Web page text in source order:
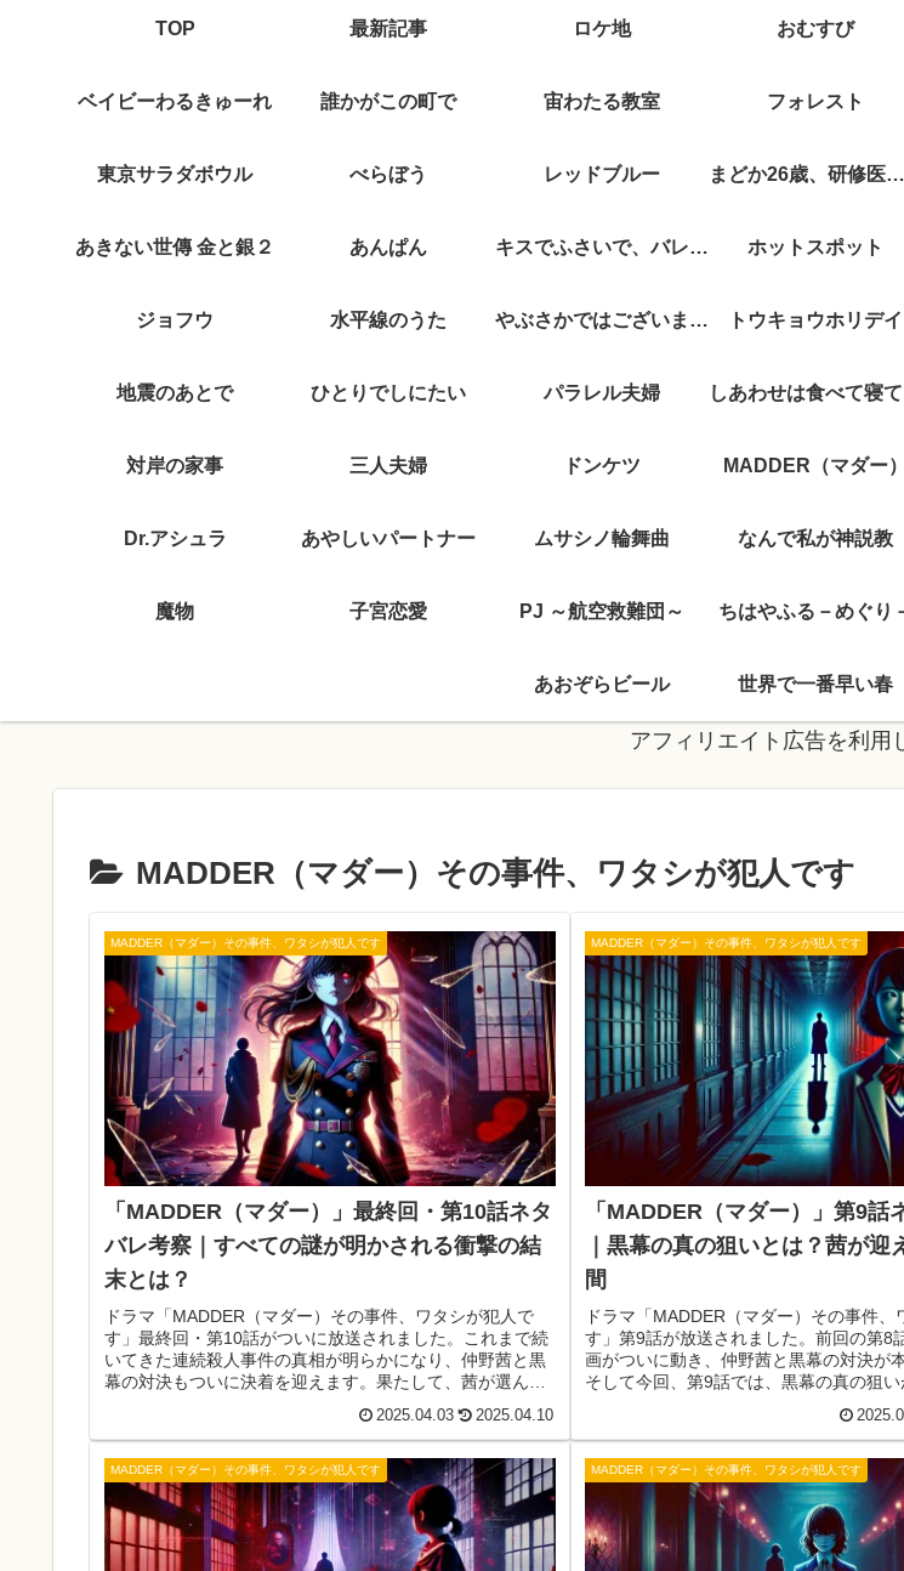
TOP 最新記事 ロケ地 おむすび
ベイビーわるきゅーれ 誰かがこの町で 宙わたる教室 フォレスト
東京サラダボウル べらぼう レッドブルー まどか26歳、研修医やってます！
あきない世傳 金と銀２ あんぱん キスでふさいで、バレないで。 ホットスポット
ジョフウ 水平線のうた やぶさかではございません トウキョウホリデイ
地震のあとで ひとりでしにたい パラレル夫婦
対岸の家事 三人夫婦 ドンケツ MADDER（マダー）
Dr.アシュラ あやしいパートナー ムサシノ輪舞曲 なんで私が神説教
魔物 子宮恋愛 PJ ～航空救難団～ ちはやふる－めぐり
あおぞらビール 世界で一番早い春
アフィリエイト広告を利用
MADDER（マダー）その事件、ワタシが犯人です
MADDER（マダー）その事件、ワタシが犯人です
「MADDER（マダー）」最終回・第10話ネタ
バレ考察｜すべての謎が明かされる衝撃の結
末とは？
ドラマ「MADDER（マダー）その事件、ワタシが犯人で
す」最終回・第10話がついに放送されました。これまで続
いてきた連続殺人事件の真相が明らかになり、仲野茜と黒
幕の対決もついに決着を迎えます。果たして、茜が選んだ
の怒涛の展開と、予想を超える結末に注目です。本記事で
は、第10話のあらすじや見どころ、最終回を迎えた感想や
考察を徹底解説します。
2025.04.03 2025.04.10
MADDER（マダー）その事件、ワタシが犯人です
「MADDER（マダー）」第9話
｜黒幕の真の狙いとは？茜が迎
間
ドラマ「MADDER（マダー）その事件、
す」第9話が放送されました。前回の第8
画がついに動き、仲野茜と黒幕の対決が
そして今回、第9話では、黒幕の真の狙い
に明かされるのか、それともさらなる陰
るのか？本記事では、第9話のあらすじ
展開を徹底考察していきます。
MADDER（マダー）その事件、ワタシが犯人です MADDER（マダー）その事件、ワタシが犯人です